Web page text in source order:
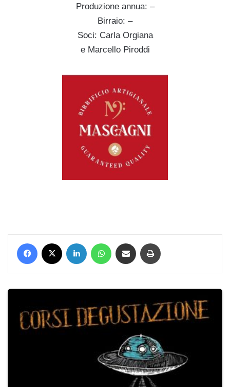
Produzione annua: –
Birraio: –
Soci: Carla Orgiana
e Marcello Piroddi
Facebook LinkedIn WhatsApp Condividi via mail